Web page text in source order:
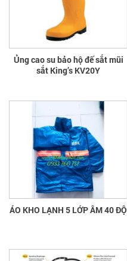
Ủng cao su bảo hộ đế sắt mũi
sắt King’s KV20Y
ÁO KHO LẠNH 5 LỚP ÂM 40 ĐỘ